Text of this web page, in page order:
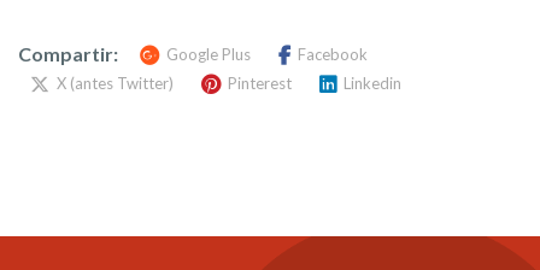
Compartir: Google Plus
Facebook
X (antes Twitter)
Pinterest Linkedin